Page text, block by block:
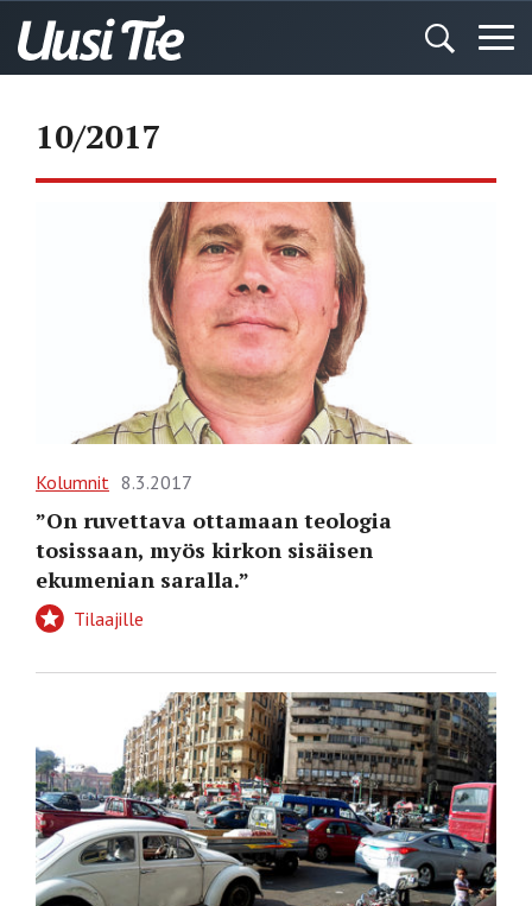
10/2017
Kolumnit 8.3.2017
”On ruvettava ottamaan teologia
tosissaan, myös kirkon sisäisen
ekumenian saralla.”
Tilaajille